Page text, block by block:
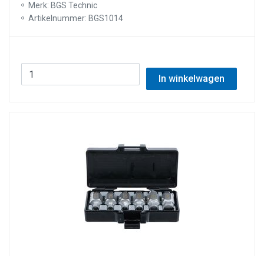
Merk: BGS Technic
Artikelnummer: BGS1014
In winkelwagen